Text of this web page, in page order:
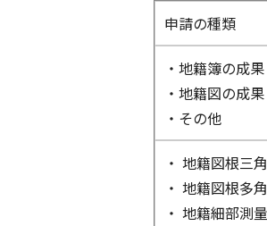
申請の種類
・地籍簿の成果
・地籍図の成果
・その他
・ 地籍図根三
・ 地籍図根多
・ 地籍細部測